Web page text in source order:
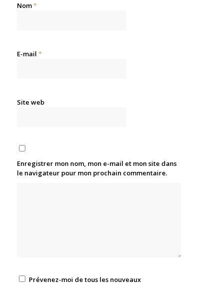
Nom*
E-mail *
Site web
Enregistrer mon nom, mon e-mail et mon site dans
le navigateur pour mon prochain commentaire.
Prévenez-moi de tous les nouveaux